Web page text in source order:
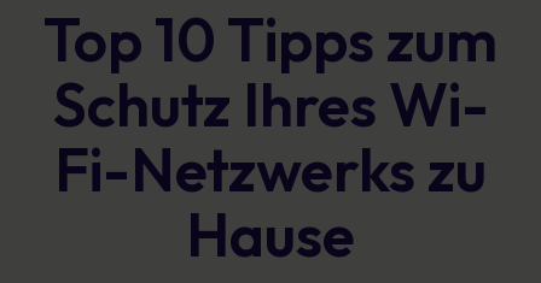
Top 10 Tipps zum
Schutz Ihres Wi-
Fi-Netzwerks zu
Hause